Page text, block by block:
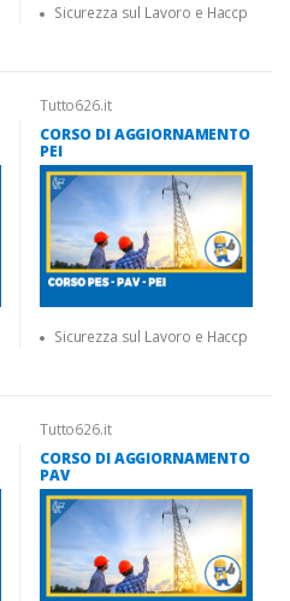
Sicurezza sul Lavoro e Haccp
Tutto626.it
CORSO DI AGGIORNAMENTO
PEI
Sicurezza sul Lavoro e Haccp
Tutto626.it
CORSO DI AGGIORNAMENTO
PAV